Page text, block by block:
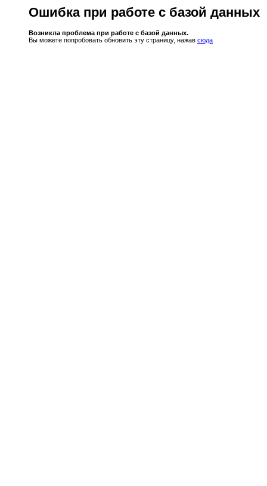
Ошибка при работе с базой данных
Возникла проблема при работе с базой данных.
Вы можете попробовать обновить эту страницу, нажав сюда